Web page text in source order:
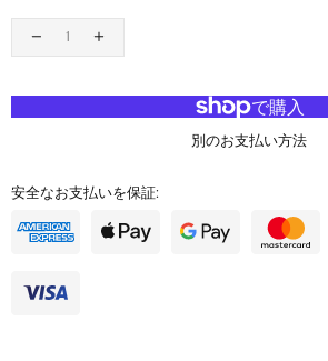
別のお支払い方法
安全なお支払いを保証: